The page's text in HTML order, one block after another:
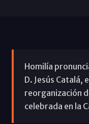
Homilía
D. Jesús Catalá,
reorganización
celebrada en la